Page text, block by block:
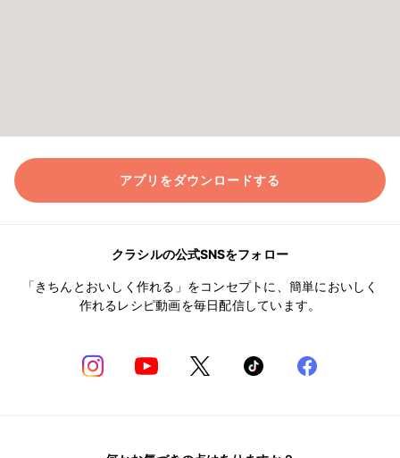
アプリをダウンロードする
クラシルの公式SNSをフォロー
「きちんとおいしく作れる」をコンセプトに、簡単においしく
作れるレシピ動画を毎日配信しています。